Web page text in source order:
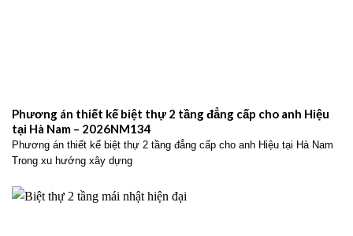
Phương án thiết kế biệt thự 2 tầng đẳng cấp cho anh Hiệu
tại Hà Nam – 2026NM134
Phương án thiết kế biệt thự 2 tầng đẳng cấp cho anh Hiệu tại Hà Nam
Trong xu hướng xây dựng